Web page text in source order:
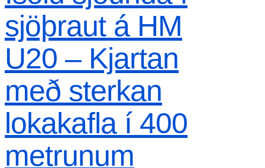
sjöþraut á HM
U20 – Kjartan
með sterkan
lokakafla í 400
metrunum